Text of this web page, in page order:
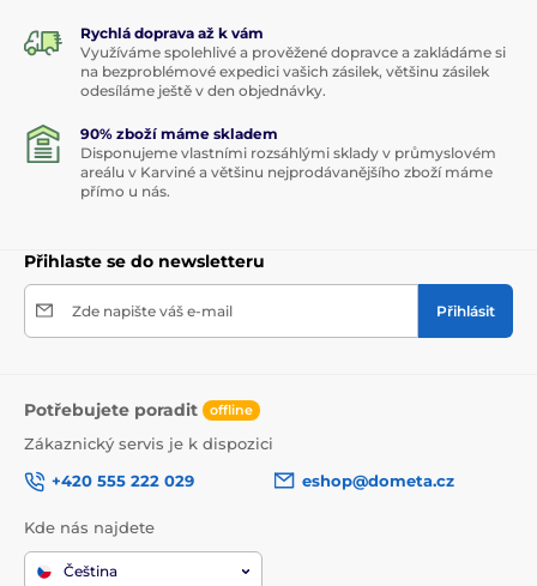
Rychlá doprava až k vám
Využíváme spolehlivé a prověžené dopravce a zakládáme si
na bezproblémové expedici vašich zásilek, většinu zásilek
odesíláme ještě v den objednávky.
90% zboží máme skladem
Disponujeme vlastními rozsáhlými sklady v průmyslovém
areálu v Karviné a většinu nejprodávanějšího zboží máme
přímo u nás.
Přihlaste se do newsletteru
Zde napište váš e-mail Přihlásit
Potřebujete poradit offline
Zákaznický servis je k dispozici
+420 555 222 029
eshop@dometa.cz
Kde nás najdete
Čeština